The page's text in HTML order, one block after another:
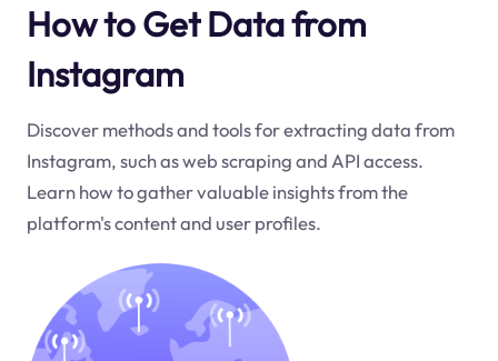
How to Get Data from
Instagram
Discover methods and tools for extracting data from
Instagram, such as web scraping and API access.
Learn how to gather valuable insights from the
platform's content and user profiles.